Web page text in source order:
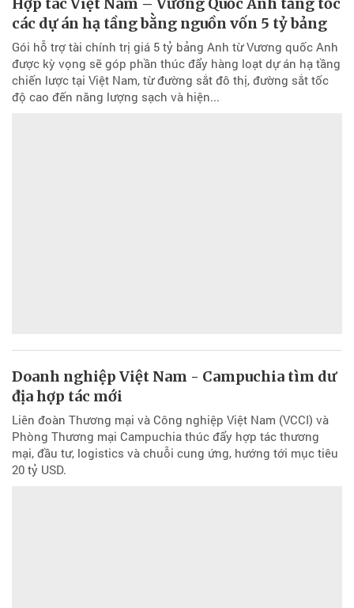
Hợp tác Việt Nam – Vương Quốc Anh tăng tốc
các dự án hạ tầng bằng nguồn vốn 5 tỷ bảng
Gói hỗ trợ tài chính trị giá 5 tỷ bảng Anh từ Vương quốc Anh
được kỳ vọng sẽ góp phần thúc đẩy hàng loạt dự án hạ tầng
chiến lược tại Việt Nam, từ đường sắt đô thị, đường sắt tốc
độ cao đến năng lượng sạch và hiện...
Doanh nghiệp Việt Nam - Campuchia tìm dư
địa hợp tác mới
Liên đoàn Thương mại và Công nghiệp Việt Nam (VCCI) và
Phòng Thương mại Campuchia thúc đẩy hợp tác thương
mại, đầu tư, logistics và chuỗi cung ứng, hướng tới mục tiêu
20 tỷ USD.